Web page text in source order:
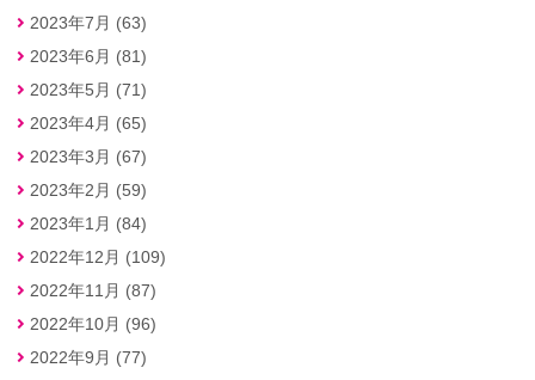
2023年7月 (63)
2023年6月 (81)
2023年5月 (71)
2023年4月 (65)
2023年3月 (67)
2023年2月 (59)
2023年1月 (84)
2022年12月 (109)
2022年11月 (87)
2022年10月 (96)
2022年9月 (77)